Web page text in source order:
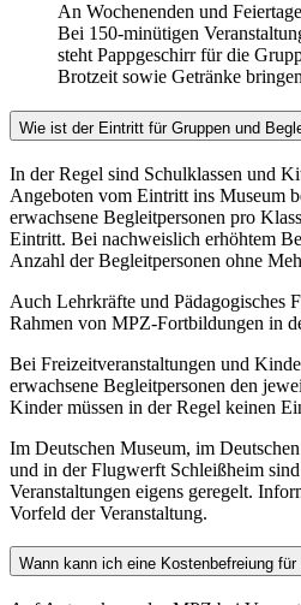
An Wochenenden und
Bei 150-minütigen
steht Pappgeschirr für die
Brotzeit sowie Getränke
Wie ist der Eintritt für Gruppen und
In der Regel sind Schulklassen und
Angeboten vom Eintritt ins Museum
erwachsene Begleitpersonen pro
Eintritt. Bei nachweislich erhöhtem
Anzahl der Begleitpersonen ohne
Auch Lehrkräfte und Pädagogisches
Rahmen von MPZ-Fortbildungen in
Bei Freizeitveranstaltungen und
erwachsene Begleitpersonen den
Kinder müssen in der Regel keinen
Im Deutschen Museum, im
und in der Flugwerft Schleißheim
Veranstaltungen eigens geregelt.
Vorfeld der Veranstaltung.
Wann kann ich eine Kostenbefreiung